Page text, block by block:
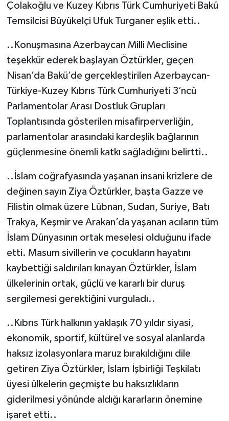
Çolakoğlu ve Kuzey Kıbrıs Türk Cumhuriyeti Bakü
Temsilcisi Büyükelçi Ufuk Turganer eşlik etti..
..Konuşmasına Azerbaycan Milli Meclisine
teşekkür ederek başlayan Öztürkler, geçen
Nisan’da Bakü’de gerçekleştirilen Azerbaycan-
Türkiye-Kuzey Kıbrıs Türk Cumhuriyeti 3’ncü
Parlamentolar Arası Dostluk Grupları
Toplantısında gösterilen misafirperverliğin,
parlamentolar arasındaki kardeşlik bağlarının
güçlenmesine önemli katkı sağladığını belirtti..
..İslam coğrafyasında yaşanan insani krizlere de
değinen sayın Ziya Öztürkler, başta Gazze ve
Filistin olmak üzere Lübnan, Sudan, Suriye, Batı
Trakya, Keşmir ve Arakan’da yaşanan acıların tüm
İslam Dünyasının ortak meselesi olduğunu ifade
etti. Masum sivillerin ve çocukların hayatını
kaybettiği saldırıları kınayan Öztürkler, İslam
ülkelerinin ortak, güçlü ve kararlı bir duruş
sergilemesi gerektiğini vurguladı..
..Kıbrıs Türk halkının yaklaşık 70 yıldır siyasi,
ekonomik, sportif, kültürel ve sosyal alanlarda
haksız izolasyonlara maruz bırakıldığını dile
getiren Ziya Öztürkler, İslam İşbirliği Teşkilatı
üyesi ülkelerin geçmişte bu haksızlıkların
giderilmesi yönünde aldığı kararların önemine
işaret etti..